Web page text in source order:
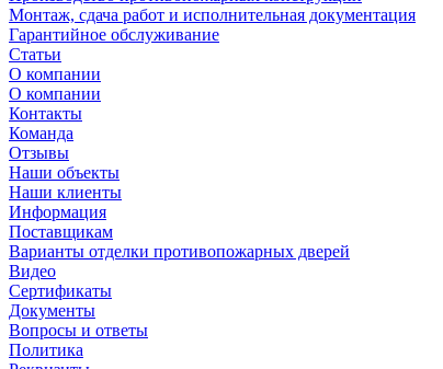
Монтаж, сдача работ и исполнительная документация
Гарантийное обслуживание
Статьи
О компании
О компании
Контакты
Команда
Отзывы
Наши объекты
Наши клиенты
Информация
Поставщикам
Варианты отделки противопожарных дверей
Видео
Сертификаты
Документы
Вопросы и ответы
Политика